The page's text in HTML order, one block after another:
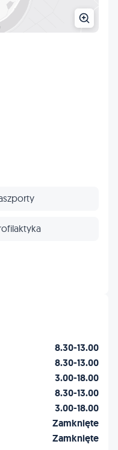
8.30-13.00
8.30-13.00
3.00-18.00
8.30-13.00
3.00-18.00
Zamknięte
Zamknięte